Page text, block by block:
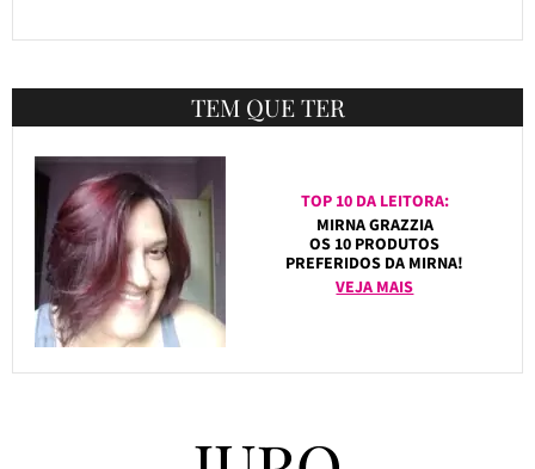
TEM QUE TER
TOP 10 DA LEITORA:
MIRNA GRAZZIA
OS 10 PRODUTOS
PREFERIDOS DA MIRNA!
VEJA MAIS